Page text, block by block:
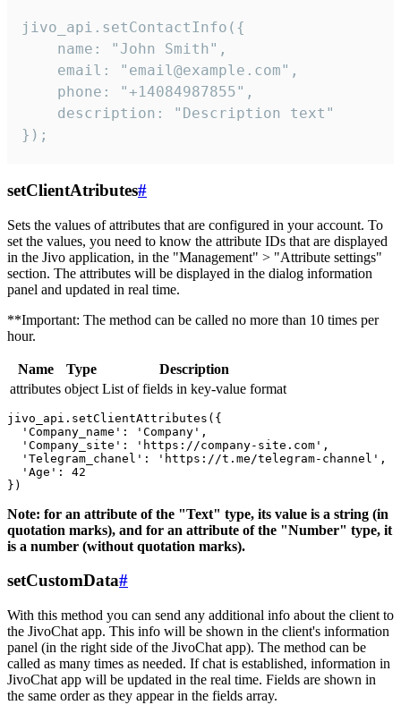
jivo_api.setContactInfo({
    name: "John Smith",
    email: "email@example.com",
    phone: "+14084987855",
    description: "Description text"
});
setClientAtributes#
Sets the values ​​of attributes that are configured in your account. To
set the values, you need to know the attribute IDs that are displayed
in the Jivo application, in the "Management" > "Attribute settings"
section. The attributes will be displayed in the dialog information
panel and updated in real time.
**Important: The method can be called no more than 10 times per
hour.
Name Type
Description
attributes object List of fields in key-value format
jivo_api.setClientAttributes({
  'Company_name': 'Company',
  'Company_site': 'https://company-site.com',
  'Telegram_chanel': 'https://t.me/telegram-channel',
  'Age': 42
Note: for an attribute of the "Text" type, its value is a string (in
quotation marks), and for an attribute of the "Number" type, it
is a number (without quotation marks).
setCustomData#
With this method you can send any additional info about the client to
the JivoChat app. This info will be shown in the client's information
panel (in the right side of the JivoChat app). The method can be
called as many times as needed. If chat is established, information in
JivoChat app will be updated in the real time. Fields are shown in
the same order as they appear in the fields array.